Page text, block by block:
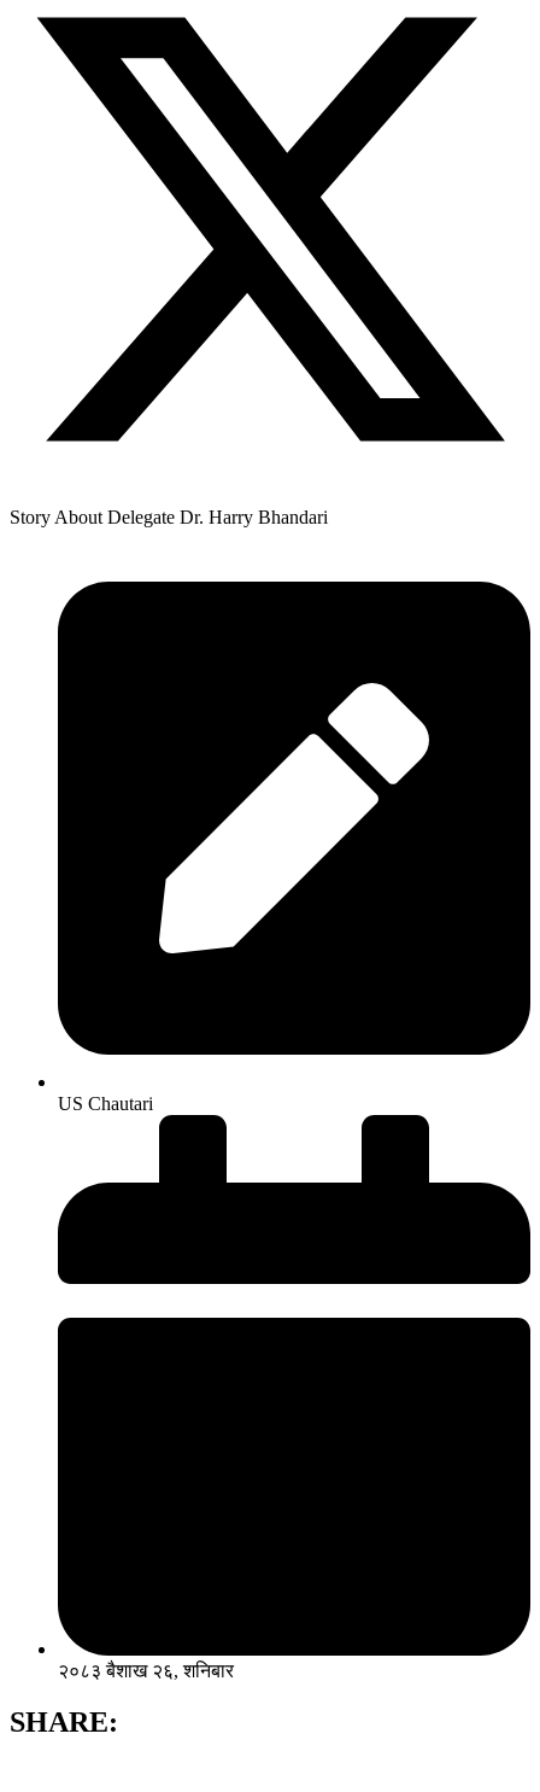
Story About Delegate Dr. Harry Bhandari
US Chautari
२०८३ बैशाख २६, शनिबार
SHARE: